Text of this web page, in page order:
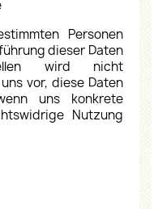
Personen
dieser Daten
wird nicht
vor, diese Daten
uns konkrete
Nutzung